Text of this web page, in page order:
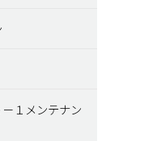
１メンテナン